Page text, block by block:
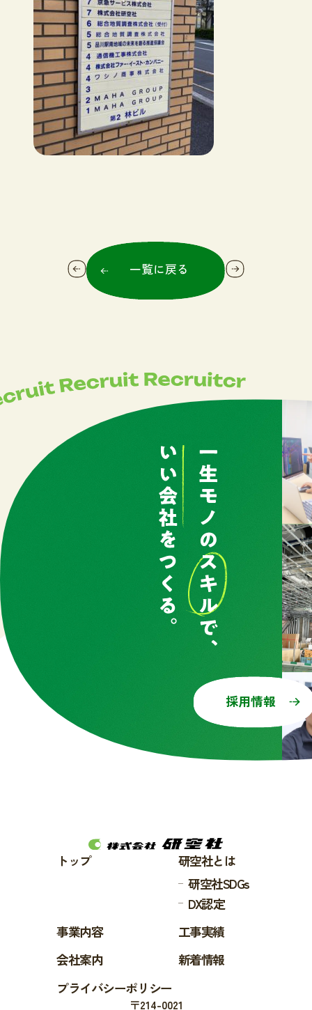
一覧に戻る
採用情報
トップ
研空社とは
研空社SDGs
DX認定
事業内容
工事実績
会社案内
新着情報
プライバシーポリシー
〒214-0021